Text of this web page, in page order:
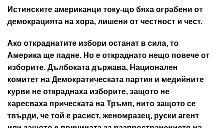
Истинските американци току-що бяха ограбени от
демокрацията на хора, лишени от честност и чест.
Ако откраднатите избори останат в сила, то
Америка ще падне. Но е откраднато нещо повече от
изборите. Дълбоката държава, Национален
комитет на Демократическата партия и медийните
курви не откраднаха изборите, защото не
харесваха прическата на Тръмп, нито защото се
твърди, че той е расист, женомразец, руски агент